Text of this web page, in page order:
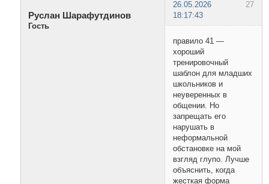
27
26.05.2026
18:17:43
Руслан Шарафутдинов
Гость
правило 41 —
хороший
тренировочный
шаблон для младших
школьников и
неуверенных в
общении. Но
запрещать его
нарушать в
неформальной
обстановке на мой
взгляд глупо. Лучше
объяснить, когда
жесткая форма